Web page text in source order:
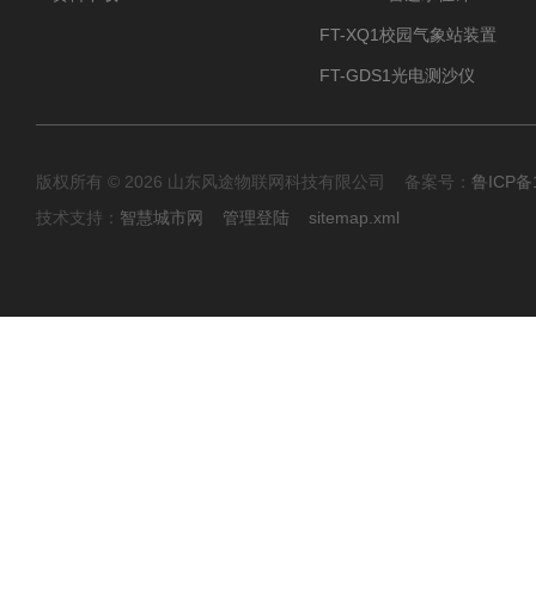
FT-XQ1校园气象站装置
FT-GDS1光电测沙仪
版权所有 © 2026 山东风途物联网科技有限公司 备案号： 鲁ICP
技术支持： 智慧城市网 管理登陆 sitemap.xml